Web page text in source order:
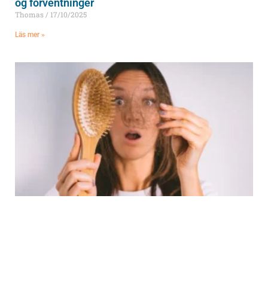
og forventninger
Thomas 17/10/2025
Läs mer »